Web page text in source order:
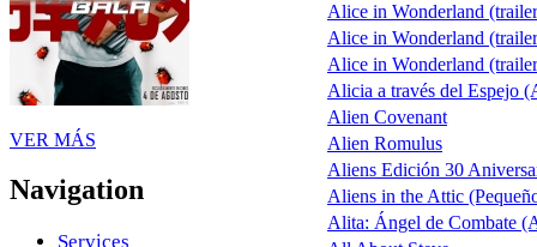
VER MÁS
Navigation
Services
Alice in Wonderland
Alice in Wonderland
Alice in Wonderland
Alicia a través del Espejo
Alien Covenant
Alien Romulus
Aliens Edición 30
Aliens in the Attic
Alita: Ángel de Combate